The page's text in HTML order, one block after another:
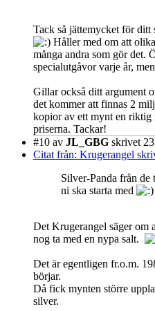
Tack så jättemycket för ditt
Håller med om att
många andra som gör det.
specialutgåvor varje år,
Gillar också ditt argument
det kommer att finnas 2
kopior av ett mynt en riktig
priserna. Tackar!
#10 av JL_GBG skrivet
Citat från: Krugerangel
Silver-Panda från de
ni ska starta med
Det Krugerangel säger om
nog ta med en nypa salt.
Det är egentligen fr.o.m.
börjar.
Då fick mynten större
silver.